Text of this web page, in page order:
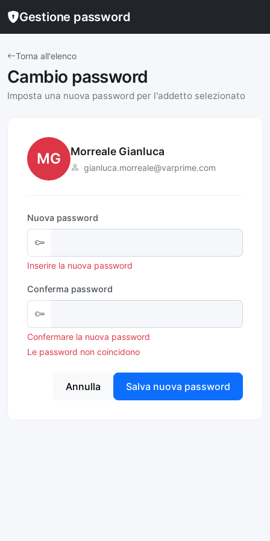
Gestione password
Torna all'elenco
Cambio password
Imposta una nuova password per l'addetto selezionato
MG Morreale Gianluca
gianluca.morreale@varprime.com
Nuova password
Inserire la nuova password
Conferma password
Confermare la nuova password
Le password non coincidono
Annulla